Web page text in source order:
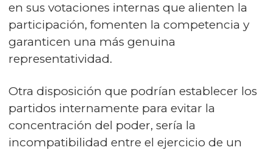
en sus votaciones internas que alienten la
participación, fomenten la competencia y
garanticen una más genuina
representatividad.
Otra disposición que podrían establecer los
partidos internamente para evitar la
concentración del poder, sería la
incompatibilidad entre el ejercicio de un